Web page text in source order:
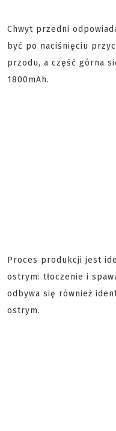
Chwyt przedni
być po naciśnięciu
przodu, a część górna
1800mAh.
Proces produkcji jest
ostrym: tłoczenie i
odbywa się również
ostrym.